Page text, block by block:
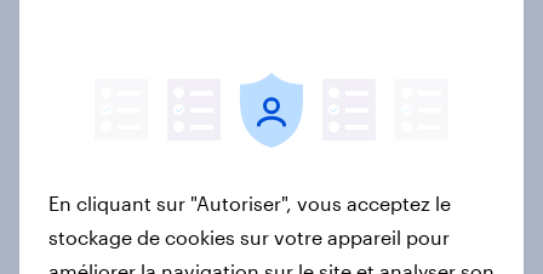
L’addition, s’il vous plaît : France
dining out report 2025​
YouGov France Rankings Super et
En cliquant sur "Autoriser", vous acceptez le
stockage de cookies sur votre appareil pour